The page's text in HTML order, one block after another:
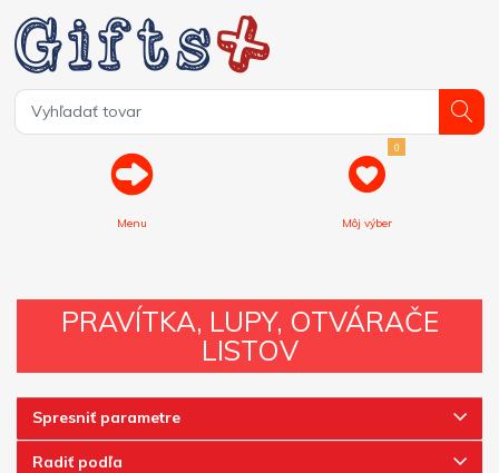
Menu
0
Môj výber
PRAVÍTKA, LUPY, OTVÁRAČE
LISTOV
Spresniť parametre
Radiť podľa